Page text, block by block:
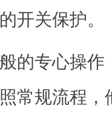
开关保护。
专心操作
常规流程